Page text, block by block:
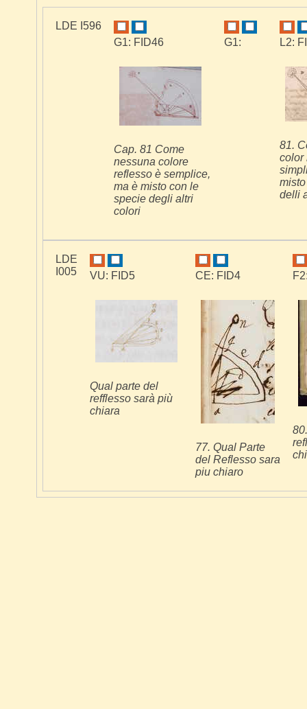
LDE I596
G1: FID46
Cap. 81 Come
nessuna colore
reflesso è semplice,
ma è misto con le
specie degli altri
colori
G1: L2:
81.
color
delli
LDE
I005
VU: FID5
Qual parte del
refflesso sarà più
chiara
CE: FID4
77. Qual Parte
del Reflesso sara
piu chiaro